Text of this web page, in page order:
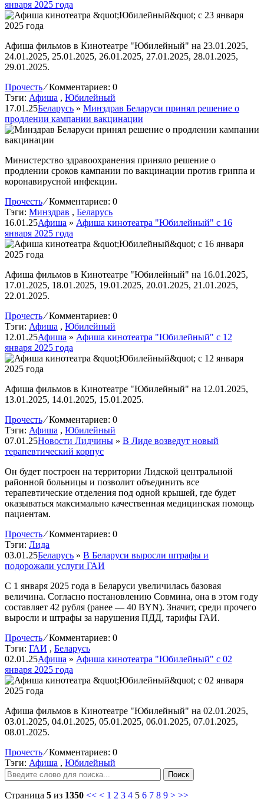
января 2025 года
Афиша фильмов в Кинотеатре "Юбилейный" на 23.01.2025,
24.01.2025, 25.01.2025, 26.01.2025, 27.01.2025, 28.01.2025,
29.01.2025.
Прочесть ⁄Комментариев: 0
Тэги: Афиша , Юбилейный
17.01.25Беларусь » Минздрав Беларуси принял решение о
продлении кампании вакцинации
Министерство здравоохранения приняло решение о
продлении сроков кампании по вакцинации против гриппа и
коронавирусной инфекции.
Прочесть ⁄Комментариев: 0
Тэги: Минздрав , Беларусь
16.01.25Афиша » Афиша кинотеатра "Юбилейный" c 16
января 2025 года
Афиша фильмов в Кинотеатре "Юбилейный" на 16.01.2025,
17.01.2025, 18.01.2025, 19.01.2025, 20.01.2025, 21.01.2025,
22.01.2025.
Прочесть ⁄Комментариев: 0
Тэги: Афиша , Юбилейный
12.01.25Афиша » Афиша кинотеатра "Юбилейный" c 12
января 2025 года
Афиша фильмов в Кинотеатре "Юбилейный" на 12.01.2025,
13.01.2025, 14.01.2025, 15.01.2025.
Прочесть ⁄Комментариев: 0
Тэги: Афиша , Юбилейный
07.01.25Новости Лидчины » В Лиде возведут новый
терапевтический корпус
Он будет построен на территории Лидской центральной
районной больницы и позволит объединить все
терапевтические отделения под одной крышей, где будет
оказываться максимально качественная медицинская помощь
пациентам.
Прочесть ⁄Комментариев: 0
Тэги: Лида
03.01.25Беларусь » В Беларуси выросли штрафы и
подорожали услуги ГАИ
С 1 января 2025 года в Беларуси увеличилась базовая
величина. Согласно постановлению Совмина, она в этом году
составляет 42 рубля (ранее — 40 BYN). Значит, среди прочего
выросли и штрафы за нарушения ПДД, тарифы ГАИ.
Прочесть ⁄Комментариев: 0
Тэги: ГАИ , Беларусь
02.01.25Афиша » Афиша кинотеатра "Юбилейный" c 02
января 2025 года
Афиша фильмов в Кинотеатре "Юбилейный" на 02.01.2025,
03.01.2025, 04.01.2025, 05.01.2025, 06.01.2025, 07.01.2025,
08.01.2025.
Прочесть ⁄Комментариев: 0
Тэги: Афиша , Юбилейный
Поиск
Страница 5 из 1350 << < 1 2 3 4 5 6 7 8 9 > >>